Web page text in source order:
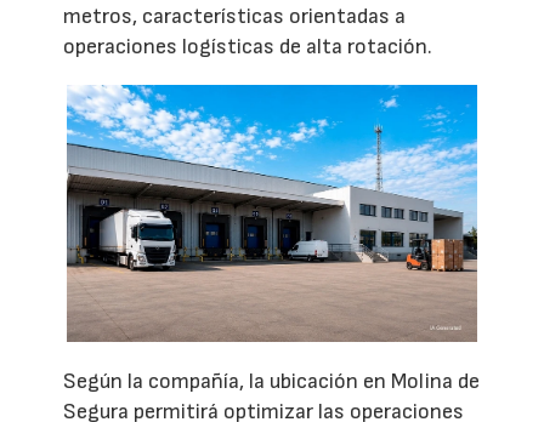
metros, características orientadas a
operaciones logísticas de alta rotación.
Según la compañía, la ubicación en Molina de
Segura permitirá optimizar las operaciones